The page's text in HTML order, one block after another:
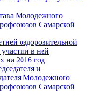
Молодежного
Самарской
оздоровительной
в ней
на 2016 год
и
Молодежного
Самарской